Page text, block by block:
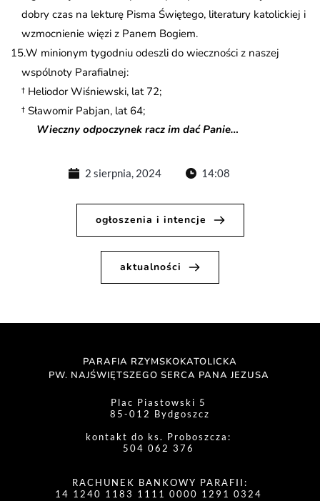
dobry czas na lekturę Pisma Świętego, literatury katolickiej i
wzmocnienie więzi z Panem Bogiem.
W minionym tygodniu odeszli do wieczności z naszej
wspólnoty Parafialnej:
† Heliodor Wiśniewski, lat 72;
† Sławomir Pabjan, lat 64;
Wieczny odpoczynek racz im dać Panie…
2 sierpnia, 2024 14:08
ogłoszenia i intencje
aktualności
PARAFIA RZYMSKOKATOLICKA
PW. NAJŚWIĘTSZEGO SERCA PANA JEZUSA
Plac Piastowski 5
85-012 Bydgoszcz
kontakt do ks. Proboszcza:
504 062 376
RACHUNEK BANKOWY PARAFII:
14 1240 1183 1111 0000 1291 0324